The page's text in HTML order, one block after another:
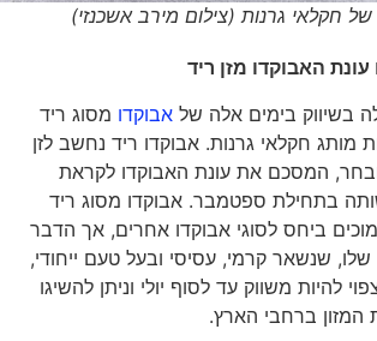
חקלאי גרנות (צילום מירב אשכנזי)
האבוקדו מזן ריד
בימים אלה שלאבוקדומסוג ריד
חקלאי גרנות. אבוקדו ריד נחשב לזן
המסכם את עונת האבוקדו לקראת
בתחילת ספטמבר. אבוקדו מסוג ריד
ביחס לסוגי אבוקדו אחרים, אך הדבר
שנשאר קרמי, עסיסי ובעל טעם ייחודי,
להיות משווק עד לסוף יולי וניתן להשיגו
ברחבי הארץ.